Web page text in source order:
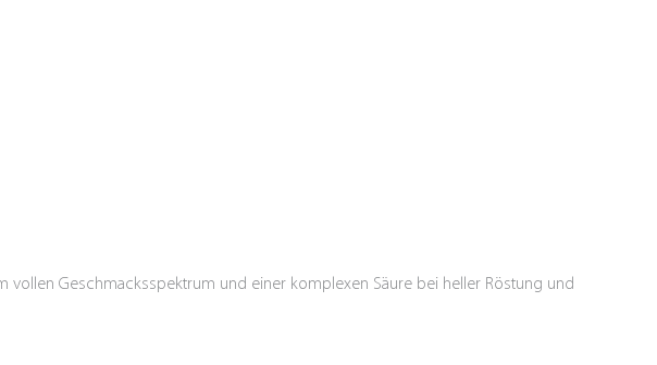
Geschmacksspektrum und einer komplexen Säure bei heller Röstung und